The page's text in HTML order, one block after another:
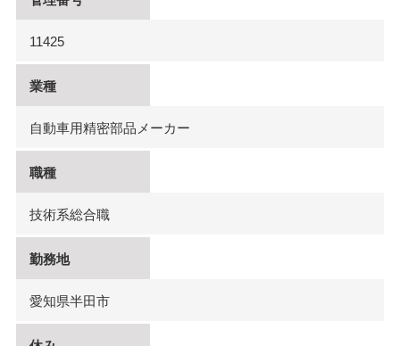
11425
業種
自動車用精密部品メーカー
職種
技術系総合職
勤務地
愛知県半田市